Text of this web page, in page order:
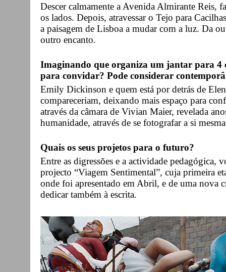
Descer calmamente a Avenida Almirante Reis,
os lados. Depois, atravessar o Tejo para
a paisagem de Lisboa a mudar com a luz. Da
outro encanto.
Imaginando que organiza um jantar para 4
para convidar? Pode considerar
Emily Dickinson e quem está por detrás de
compareceriam, deixando mais espaço para
através da câmara de Vivian Maier, revelada
humanidade, através de se fotografar a si
Quais os seus projetos para o futuro?
Entre as digressões e a actividade pedagógica,
projecto “Viagem Sentimental”, cuja primeira
onde foi apresentado em Abril, e de uma nova
dedicar também à escrita.